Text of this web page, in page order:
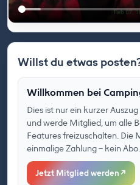
Willst du etwas
Willkommen bei
Dies ist nur ein kurzer
und werde Mitglied, um alle
Features freizuschalten. Die
einmalige Zahlung – kein Abo.
Jetzt Mitglied werden ↗